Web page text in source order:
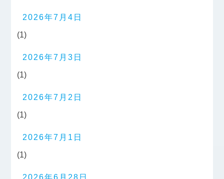
2026年7月4日
(1)
2026年7月3日
(1)
2026年7月2日
(1)
2026年7月1日
(1)
2026年6月28日